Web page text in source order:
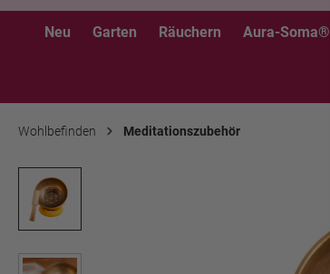
Neu Garten Räuchern Aura-Soma®
Wohlbefinden Meditationszubehör